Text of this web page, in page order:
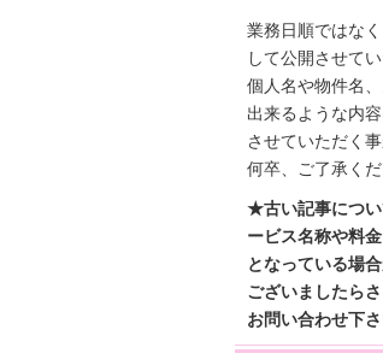
業務日順ではな
して公開させて
個人名や物件名
出来るような内
させていただく事
何卒、ご了承くだ
★古い記事につい
ービス名称や料
となっている場
ございましたら
お問い合わせ下さ